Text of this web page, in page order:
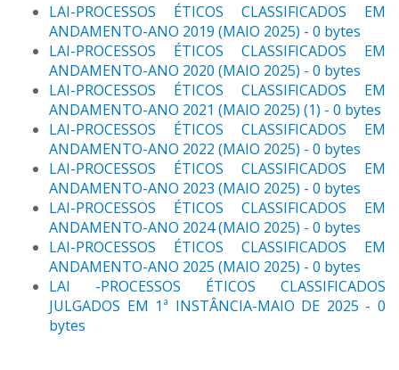
LAI-PROCESSOS ÉTICOS CLASSIFICADOS EM
ANDAMENTO-ANO 2019 (MAIO 2025) - 0 bytes
LAI-PROCESSOS ÉTICOS CLASSIFICADOS EM
ANDAMENTO-ANO 2020 (MAIO 2025) - 0 bytes
LAI-PROCESSOS ÉTICOS CLASSIFICADOS EM
ANDAMENTO-ANO 2021 (MAIO 2025) (1) - 0 bytes
LAI-PROCESSOS ÉTICOS CLASSIFICADOS EM
ANDAMENTO-ANO 2022 (MAIO 2025) - 0 bytes
LAI-PROCESSOS ÉTICOS CLASSIFICADOS EM
ANDAMENTO-ANO 2023 (MAIO 2025) - 0 bytes
LAI-PROCESSOS ÉTICOS CLASSIFICADOS EM
ANDAMENTO-ANO 2024 (MAIO 2025) - 0 bytes
LAI-PROCESSOS ÉTICOS CLASSIFICADOS EM
ANDAMENTO-ANO 2025 (MAIO 2025) - 0 bytes
LAI -PROCESSOS ÉTICOS CLASSIFICADOS
JULGADOS EM 1ª INSTÂNCIA-MAIO DE 2025 - 0
bytes